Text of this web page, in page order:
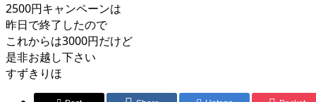
2500円キャンペーンは
昨日で終了したので
これからは3000円だけど
是非お越し下さい
すずきりほ